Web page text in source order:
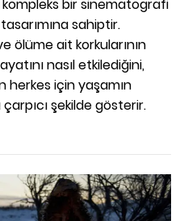
bir sinematografi
sahiptir.
ölüme ait korkularının
nasıl etkilediğini,
herkes için yaşamın
şekilde gösterir.